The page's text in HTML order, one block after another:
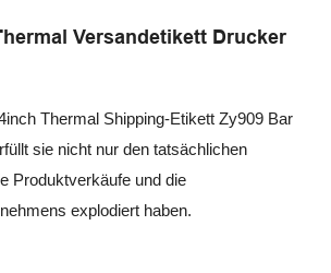
Versandetikett Drucker
Thermal Shipping-Etikett Zy909 Bar
sie nicht nur den tatsächlichen
Produktverkäufe und die
explodiert haben.